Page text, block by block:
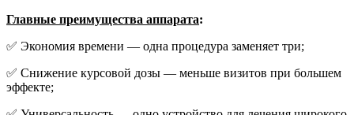
Главные преимущества аппарата:
✅ Экономия времени — одна процедура заменяет три;
✅ Снижение курсовой дозы — меньше визитов при большем
эффекте;